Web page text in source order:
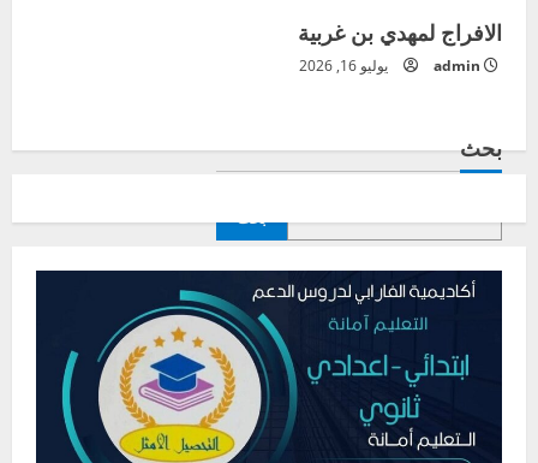
الافراج لمهدي بن غربية
admin يوليو 16, 2026
بحث
بحث